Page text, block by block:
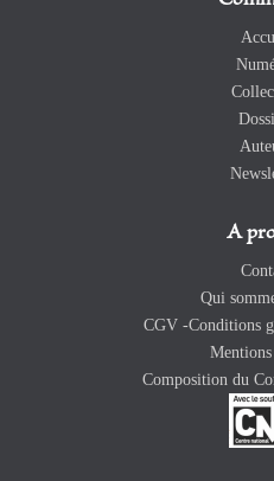
A
Qui
CGV -Conditions
Mentions
Composition du